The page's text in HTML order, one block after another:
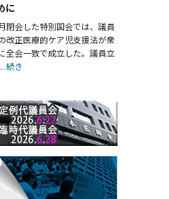
に
閉会した特別国会では、議員
改正医療的ケア児支援法が衆
全会一致で成立した。議員立
...続き